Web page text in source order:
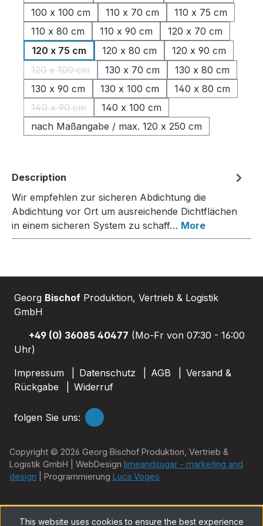
100 x 100 cm
110 x 70 cm
110 x 75 cm
110 x 80 cm
110 x 90 cm
120 x 70 cm
120 x 75 cm
120 x 80 cm
120 x 90 cm
120 x 100 cm
(This option is currently unavailable.)
130 x 70 cm
130 x 80 cm
130 x 90 cm
130 x 100 cm
140 x 80 cm
140 x 90 cm
(This option is currently unavailable.)
140 x 100 cm
nach Maßangabe / max. 120 x 250 cm
Description
Wir empfehlen zur sicheren Abdichtung die
Abdichtung vor Ort um ausreichende Dichtflächen
in einem sicheren System zu schaff… More
Georg Bischof Produktion, Vertrieb & Logistik
GmbH
+49 (0) 36085 40477 (Mo-Fr von 07:30 - 16:00
Uhr)
Impressum
Datenschutz AGB
Versand &
Rückgabe
Widerruf
folgen Sie uns:
Copyright © 2026 Georg Bischof Produktion, Vertrieb &
Logistik GmbH | WebDesign limeandsugar - marketing and
design | Programmierung Luca Voges
This website uses cookies to ensure the best experience